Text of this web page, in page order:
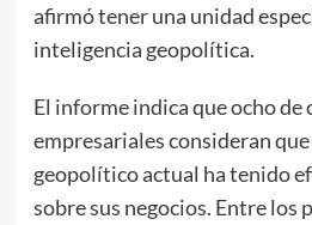
afirmó tener una unidad
inteligencia geopolítica.
El informe indica que ocho de
empresariales consideran
geopolítico actual ha tenido
sobre sus negocios. Entre los